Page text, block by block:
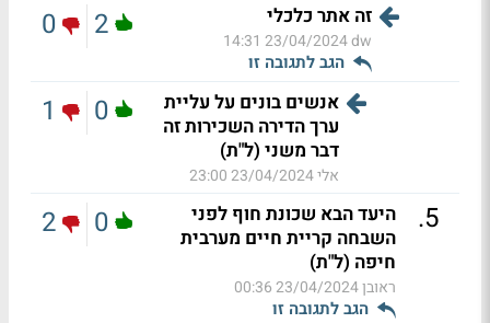
זה אתר כלכלי
dw
23/04/2024 14:31
הגב לתגובה זו
2
0
אנשים בונים על עליית
ערך הדירה השכירות זה
דבר משני (ל"ת)
אלי23/04/2024 23:00
0
1
5
.
היעד הבא שכונת חוף לפני
השבחה קריית חיים מערבית
חיפה (ל"ת)
ראובן23/04/2024 00:36
הגב לתגובה זו
0
2